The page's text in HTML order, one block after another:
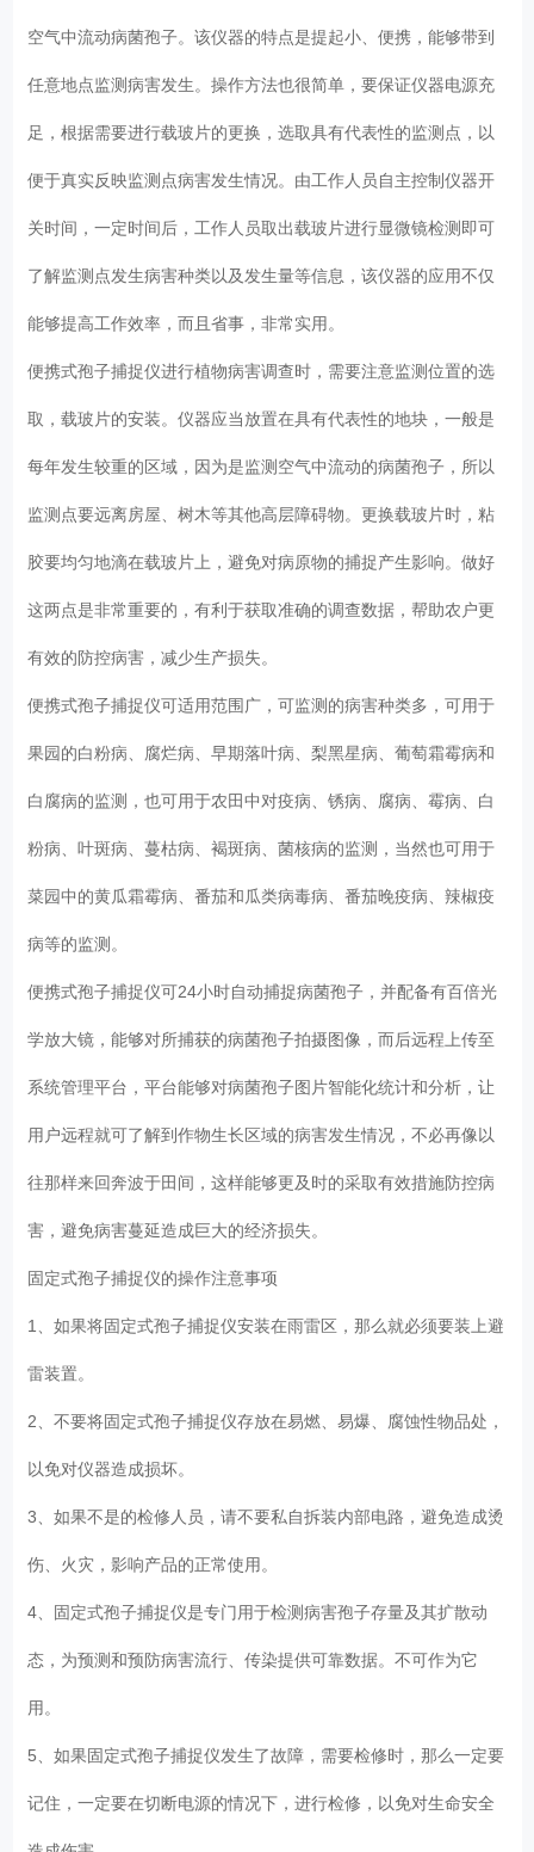
空气中流动病菌孢子。该仪器的特点是提起小、便携，能够带到
任意地点监测病害发生。操作方法也很简单，要保证仪器电源充
足，根据需要进行载玻片的更换，选取具有代表性的监测点，以
便于真实反映监测点病害发生情况。由工作人员自主控制仪器开
关时间，一定时间后，工作人员取出载玻片进行显微镜检测即可
了解监测点发生病害种类以及发生量等信息，该仪器的应用不仅
能够提高工作效率，而且省事，非常实用。
便携式孢子捕捉仪进行植物病害调查时，需要注意监测位置的选
取，载玻片的安装。仪器应当放置在具有代表性的地块，一般是
每年发生较重的区域，因为是监测空气中流动的病菌孢子，所以
监测点要远离房屋、树木等其他高层障碍物。更换载玻片时，粘
胶要均匀地滴在载玻片上，避免对病原物的捕捉产生影响。做好
这两点是非常重要的，有利于获取准确的调查数据，帮助农户更
有效的防控病害，减少生产损失。
便携式孢子捕捉仪可适用范围广，可监测的病害种类多，可用于
果园的白粉病、腐烂病、早期落叶病、梨黑星病、葡萄霜霉病和
白腐病的监测，也可用于农田中对疫病、锈病、腐病、霉病、白
粉病、叶斑病、蔓枯病、褐斑病、菌核病的监测，当然也可用于
菜园中的黄瓜霜霉病、番茄和瓜类病毒病、番茄晚疫病、辣椒疫
病等的监测。
便携式孢子捕捉仪可24小时自动捕捉病菌孢子，并配备有百倍光
学放大镜，能够对所捕获的病菌孢子拍摄图像，而后远程上传至
系统管理平台，平台能够对病菌孢子图片智能化统计和分析，让
用户远程就可了解到作物生长区域的病害发生情况，不必再像以
往那样来回奔波于田间，这样能够更及时的采取有效措施防控病
害，避免病害蔓延造成巨大的经济损失。
固定式孢子捕捉仪的操作注意事项
1、如果将固定式孢子捕捉仪安装在雨雷区，那么就必须要装上避
雷装置。
2、不要将固定式孢子捕捉仪存放在易燃、易爆、腐蚀性物品处，
以免对仪器造成损坏。
3、如果不是的检修人员，请不要私自拆装内部电路，避免造成烫
伤、火灾，影响产品的正常使用。
4、固定式孢子捕捉仪是专门用于检测病害孢子存量及其扩散动
态，为预测和预防病害流行、传染提供可靠数据。不可作为它
用。
5、如果固定式孢子捕捉仪发生了故障，需要检修时，那么一定要
记住，一定要在切断电源的情况下，进行检修，以免对生命安全